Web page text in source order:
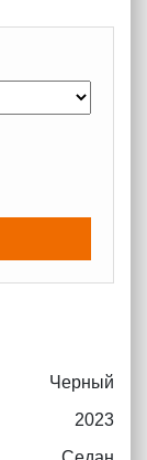
Черный
2023